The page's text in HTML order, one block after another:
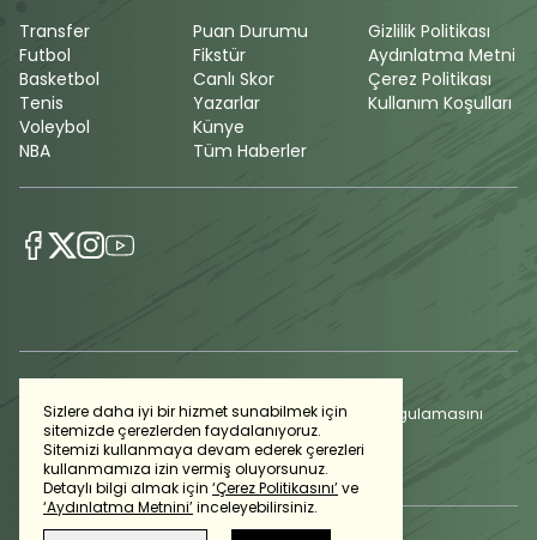
Sizlere daha iyi bir hizmet sunabilmek için
sitemizde çerezlerden faydalanıyoruz.
Sitemizi kullanmaya devam ederek çerezleri
kullanmamıza izin vermiş oluyorsunuz.
Detaylı bilgi almak için ‘Çerez Politikasını’ve
‘Aydınlatma Metnini’inceleyebilirsiniz.
Transfer
Futbol
Basketbol
Tenis
Voleybol
NBA
Puan Durumu
Fikstür
Canlı Skor
Yazarlar
Künye
Tüm Haberler
Gizlilik Politikası
Aydınlatma Metni
Çerez Politikası
Kullanım Koşulları
Günlük gelişmeleri takip edebilmek için habertürk uygulamasını
indirin